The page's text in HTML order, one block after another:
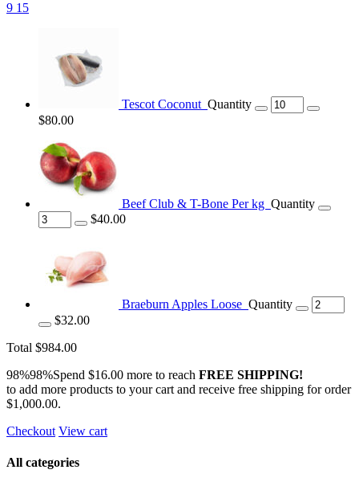
9 15
Tescot Coconut Quantity
$80.00
Beef Club & T-Bone Per kg Quantity
$40.00
Braeburn Apples Loose Quantity
$32.00
Total $984.00
98%98%Spend $16.00 more to reach FREE SHIPPING!
to add more products to your cart and receive free shipping for order
$1,000.00.
Checkout View cart
All categories